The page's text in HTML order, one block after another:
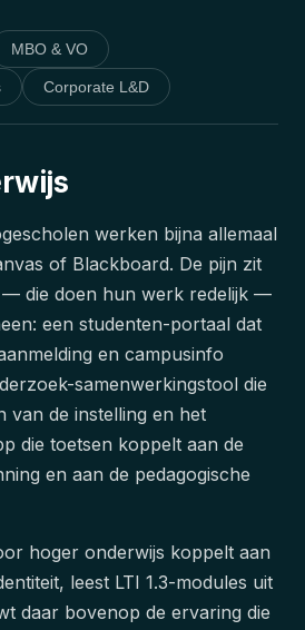
MBO & VO
Corporate L&D
werken bijna allemaal
of Blackboard. De pijn zit
— die doen hun werk redelijk —
een studenten-portaal dat
en campusinfo
samenwerkingstool die
van de instelling en het
die toetsen koppelt aan de
en aan de pedagogische
hoger onderwijs koppelt aan
leest LTI 1.3-modules uit
daar bovenop de ervaring die